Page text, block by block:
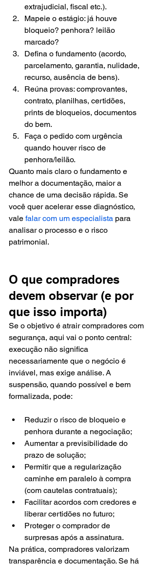
extrajudicial, fiscal etc.).
Mapeie o estágio: já houve
bloqueio? penhora? leilão
marcado?
Defina o fundamento (acordo,
parcelamento, garantia, nulidade,
recurso, ausência de bens).
Reúna provas: comprovantes,
contrato, planilhas, certidões,
prints de bloqueios, documentos
do bem.
Faça o pedido com urgência
quando houver risco de
penhora/leilão.
Quanto mais claro o fundamento e
melhor a documentação, maior a
chance de uma decisão rápida. Se
você quer acelerar esse diagnóstico,
vale falar com um especialista para
analisar o processo e o risco
patrimonial.
O que compradores
devem observar (e por
que isso importa)
Se o objetivo é atrair compradores com
segurança, aqui vai o ponto central:
execução não significa
necessariamente que o negócio é
inviável, mas exige análise. A
suspensão, quando possível e bem
formalizada, pode:
Reduzir o risco de bloqueio e
penhora durante a negociação;
Aumentar a previsibilidade do
prazo de solução;
Permitir que a regularização
caminhe em paralelo à compra
(com cautelas contratuais);
Facilitar acordos com credores e
liberar certidões no futuro;
Proteger o comprador de
surpresas após a assinatura.
Na prática, compradores valorizam
transparência e documentação. Se há